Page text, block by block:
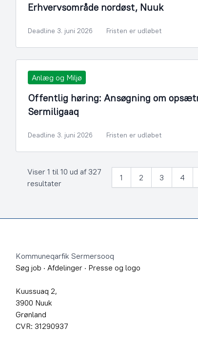
Erhvervsområde nordøst, Nuuk
Deadline 3. juni 2026 Fristen er udløbet
Anlæg og Miljø
Offentlig høring: Ansøgning om
Sermiligaaq
Deadline 3. juni 2026 Fristen er udløbet
Viser 1 til 10 ud af 327
resultater
1 2 3 4
Kommuneqarfik Sermersooq
Søg job · Afdelinger · Presse og logo
Kuussuaq 2,
3900 Nuuk
Grønland
CVR: 31290937